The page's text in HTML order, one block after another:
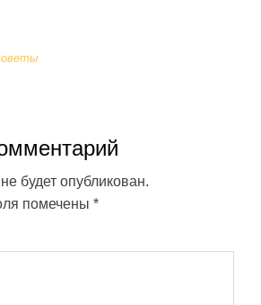
будет опубликован.
помечены *